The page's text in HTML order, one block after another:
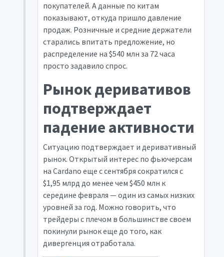
покупателей. А данные по китам
показывают, откуда пришло давление
продаж. Розничные и средние держатели
старались впитать предложение, но
распределение на $540 млн за 72 часа
просто задавило спрос.
Рынок деривативов
подтверждает
падение активности
Ситуацию подтверждает и деривативный
рынок. Открытый интерес по фьючерсам
на Cardano еще с сентября сократился с
$1,95 млрд до менее чем $450 млн к
середине февраля — один из самых низких
уровней за год. Можно говорить, что
трейдеры с плечом в большинстве своем
покинули рынок еще до того, как
дивергенция отработала.